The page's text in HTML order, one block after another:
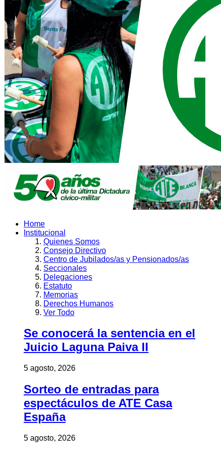
Home
Institucional
Quienes Somos
Consejo Directivo
Centro de Jubilados/as y Pensionados/as
Seccionales
Delegaciones
Estatuto
Memorias
Derechos Humanos
Ver Todo
Se conocerá la sentencia en el
Juicio Laguna Paiva II
5 agosto, 2026
Sorteo de entradas para
espectáculos de ATE Casa
España
5 agosto, 2026